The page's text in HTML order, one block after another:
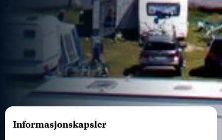
Informasjonskapsler